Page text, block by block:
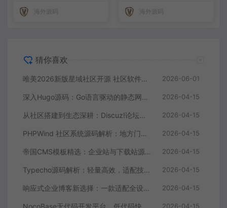
海外源码 海外源码
猜你喜欢
唯美2026新版星域社区开源 社区软件三端APP源码 2026-06-01
深入Hugo源码：Go语言驱动的静态网站生成器核心解析 2026-04-15
从社区搭建到生态深耕：Discuz!论坛源码的进阶价值 2026-04-15
PHPWind 社区系统源码解析：地方门户与论坛的技术实现 2026-04-15
帝国CMS模板精选：企业站与下载站源码全解析 2026-04-15
Typecho源码解析：轻量高效，适配技术博主的个人博客首选 2026-04-15
响应式企业博客新选择：一款适配全设备的WordPress主题源码 2026-04-15
2026-04-15